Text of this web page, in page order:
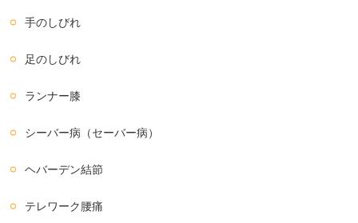
手のしびれ
足のしびれ
ランナー膝
シーバー病（セーバー病）
ヘバーデン結節
テレワーク腰痛